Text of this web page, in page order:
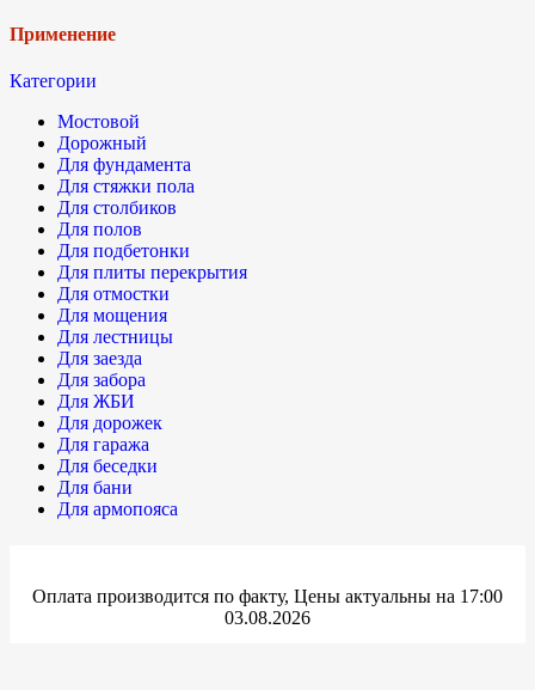
Применение
Категории
Мостовой
Дорожный
Для фундамента
Для стяжки пола
Для столбиков
Для полов
Для подбетонки
Для плиты перекрытия
Для отмостки
Для мощения
Для лестницы
Для заезда
Для забора
Для ЖБИ
Для дорожек
Для гаража
Для беседки
Для бани
Для армопояса
Оплата производится по факту, Цены актуальны на 17:00
03.08.2026